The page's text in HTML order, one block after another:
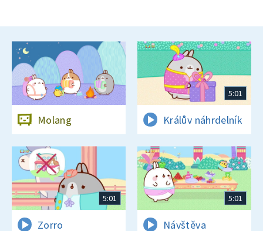
Molang
5:01
Králův náhrdelník
5:01
Zorro
5:01
Návštěva